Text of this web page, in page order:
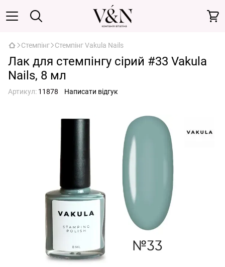
Стемпінг Стемпінг Vakula Nails
Лак для стемпінгу сірий #33 Vakula
Nails, 8 мл
Артикул: 11878 Написати відгук